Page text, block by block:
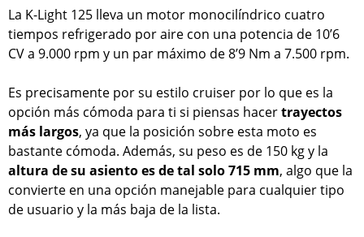
La K-Light 125 lleva un motor monocilíndrico cuatro
tiempos refrigerado por aire con una potencia de 10’6
CV a 9.000 rpm y un par máximo de 8’9 Nm a 7.500 rpm.
Es precisamente por su estilo cruiser por lo que es la
opción más cómoda para ti si piensas hacertrayectos
más largos, ya que la posición sobre esta moto es
bastante cómoda. Además, su peso es de 150 kg y la
altura de su asiento es de tal solo 715 mm, algo que la
convierte en una opción manejable para cualquier tipo
de usuario y la más baja de la lista.